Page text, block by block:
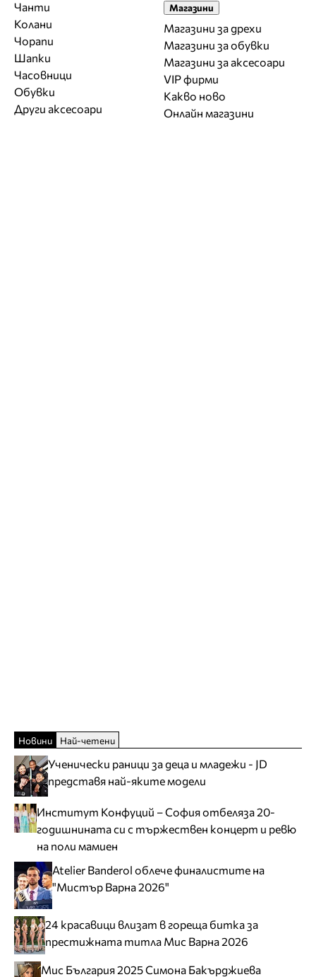
Чанти
Колани
Чорапи
Шапки
Часовници
Обувки
Други аксесоари
Магазини
Магазини за дрехи
Магазини за обувки
Магазини за aксесоари
VIP фирми
Какво ново
Онлайн магазини
Новини Най-четени
Ученически раници за деца и младежи - JD
представя най-яките модели
Институт Конфуций – София отбеляза 20-
годишнината си с тържествен концерт и ревю
на поли мамиен
Atelier Banderol облече финалистите на
"Мистър Варна 2026"
24 красавици влизат в гореща битка за
престижната титла Мис Варна 2026
Мис България 2025 Симона Бакърджиева